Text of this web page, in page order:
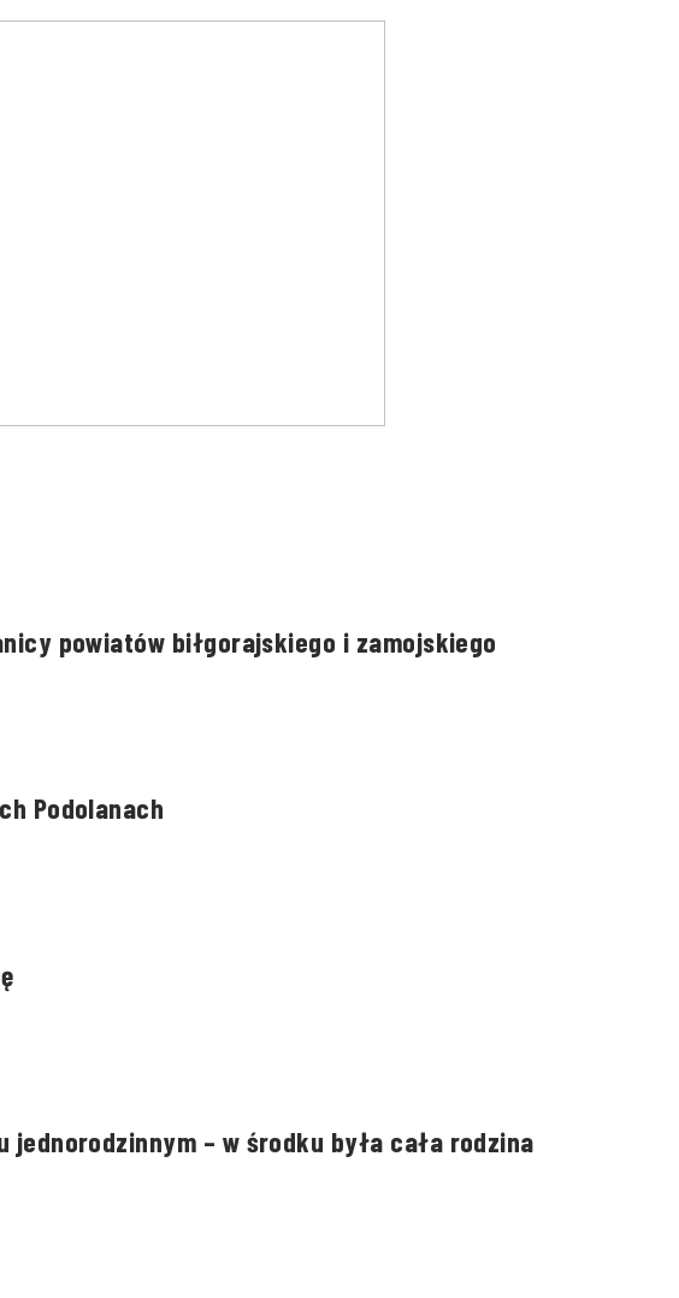
powiatów biłgorajskiego i zamojskiego
Podolanach
jednorodzinnym – w środku była cała rodzina